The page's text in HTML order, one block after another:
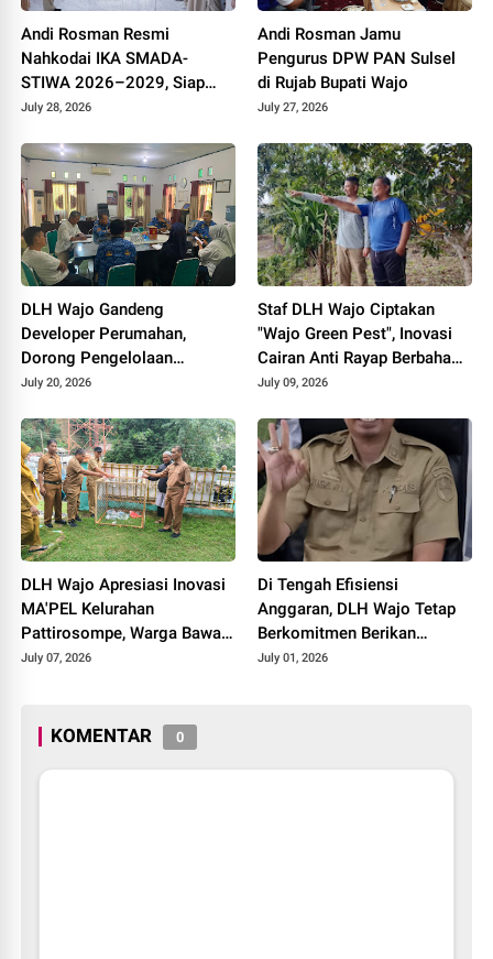
Andi Rosman Resmi
Nahkodai IKA SMADA-
STIWA 2026–2029, Siap
Perkuat Solidaritas Alumni
July 28, 2026
Andi Rosman Jamu
Pengurus DPW PAN Sulsel
di Rujab Bupati Wajo
July 27, 2026
DLH Wajo Gandeng
Developer Perumahan,
Dorong Pengelolaan
Sampah dari Sumber untuk
TPA 2 Cempalagi
July 20, 2026
Staf DLH Wajo Ciptakan
"Wajo Green Pest", Inovasi
Cairan Anti Rayap Berbahan
Limbah Ubi Kayu
July 09, 2026
DLH Wajo Apresiasi Inovasi
MA'PEL Kelurahan
Pattirosompe, Warga Bawa
Sampah Plastik Saat
July 07, 2026
Di Tengah Efisiensi
Anggaran, DLH Wajo Tetap
Berkomitmen Berikan
Pelayanan Terbaik untuk
July 01, 2026
KOMENTAR 0